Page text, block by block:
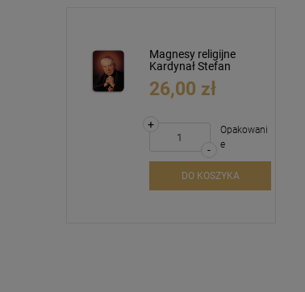
Korpus Jezusa
Chrystusa 4cm napis
INRI
1,20 zł